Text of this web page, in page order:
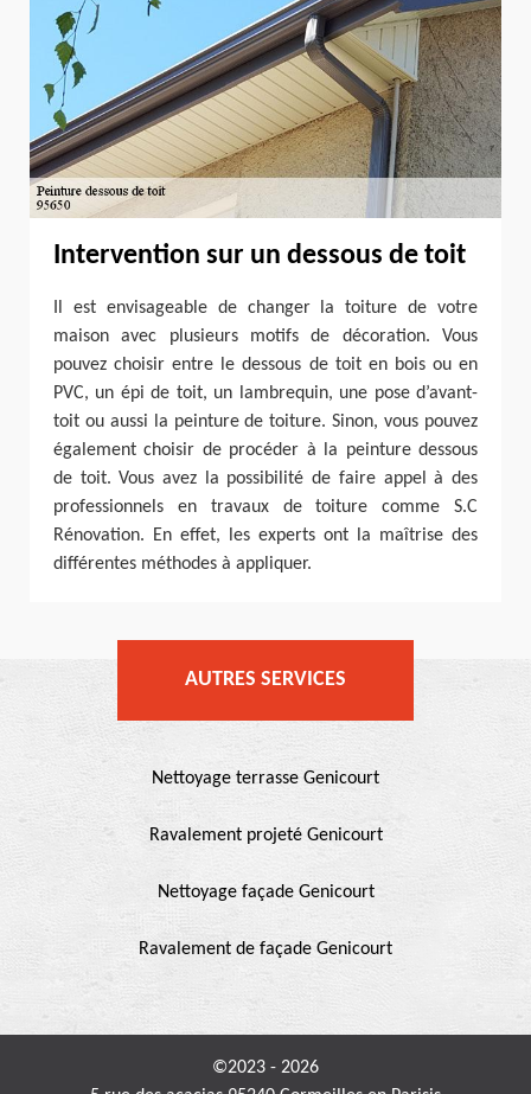
Intervention sur un dessous de toit
Il est envisageable de changer la toiture de votre
maison avec plusieurs motifs de décoration. Vous
pouvez choisir entre le dessous de toit en bois ou en
PVC, un épi de toit, un lambrequin, une pose d’avant-
toit ou aussi la peinture de toiture. Sinon, vous pouvez
également choisir de procéder à la peinture dessous
de toit. Vous avez la possibilité de faire appel à des
professionnels en travaux de toiture comme S.C
Rénovation. En effet, les experts ont la maîtrise des
différentes méthodes à appliquer.
AUTRES SERVICES
Nettoyage terrasse Genicourt
Ravalement projeté Genicourt
Nettoyage façade Genicourt
Ravalement de façade Genicourt
©2023 - 2026